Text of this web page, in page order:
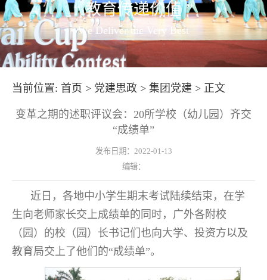
“ 教育传递价值 ”
We Deliver the Very Best
当前位置: 首页 > 党建思政 > 集团党建 > 正文
变革之期的述职评议会：20所学校（幼儿园）齐交
“成绩单”
发布日期：2022-01-13
编辑：
近日，各地中小学生期末考试陆续结束，在学
生向老师家长交上成绩单的同时，广外各附校
（园）的校（园）长书记们也向大学、投资方以及
教育局交上了他们的“成绩单”。